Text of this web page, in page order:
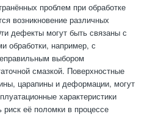
проблем при обработке
возникновение различных
дефекты могут быть связаны с
обработки, например, с
выбором
смазкой. Поверхностные
царапины и деформации, могут
характеристики
её поломки в процессе